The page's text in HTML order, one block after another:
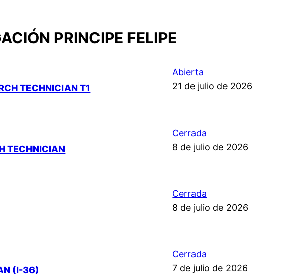
PRINCIPE FELIPE
TECHNICIAN T1
Abierta
21 de julio de 2026
TECHNICIAN
Cerrada
8 de julio de 2026
Cerrada
8 de julio de 2026
(I-36)
Cerrada
7 de julio de 2026